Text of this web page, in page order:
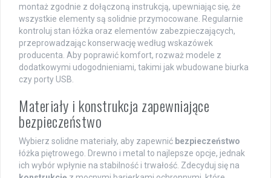
montaż zgodnie z dołączoną instrukcją, upewniając się, że
wszystkie elementy są solidnie przymocowane. Regularnie
kontroluj stan łóżka oraz elementów zabezpieczających,
przeprowadzając konserwację według wskazówek
producenta. Aby poprawić komfort, rozważ modele z
dodatkowymi udogodnieniami, takimi jak wbudowane biurka
czy porty USB.
Materiały i konstrukcja zapewniające
bezpieczeństwo
Wybierz solidne materiały, aby zapewnić bezpieczeństwo
łóżka piętrowego. Drewno i metal to najlepsze opcje, jednak
ich wybór wpłynie na stabilność i trwałość. Zdecyduj się na